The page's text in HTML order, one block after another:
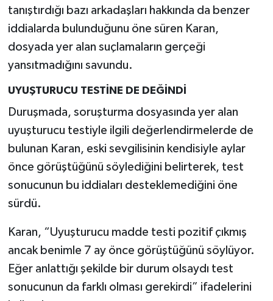
tanıştırdığı bazı arkadaşları hakkında da benzer
iddialarda bulunduğunu öne süren Karan,
dosyada yer alan suçlamaların gerçeği
yansıtmadığını savundu.
UYUŞTURUCU TESTİNE DE DEĞİNDİ
Duruşmada, soruşturma dosyasında yer alan
uyuşturucu testiyle ilgili değerlendirmelerde de
bulunan Karan, eski sevgilisinin kendisiyle aylar
önce görüştüğünü söylediğini belirterek, test
sonucunun bu iddiaları desteklemediğini öne
sürdü.
Karan, “Uyuşturucu madde testi pozitif çıkmış
ancak benimle 7 ay önce görüştüğünü söylüyor.
Eğer anlattığı şekilde bir durum olsaydı test
sonucunun da farklı olması gerekirdi” ifadelerini